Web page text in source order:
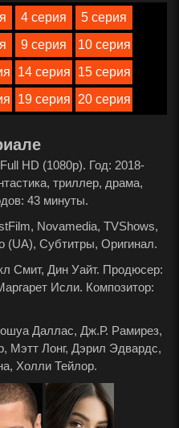
4 серия
5 серия
9 серия
10 серия
14 серия
15 серия
19 серия 20 серия
HD (1080p). Год: 2018-
триллер, драма,
43 минуты.
Novamedia, TVShows,
(UA), Субтитры, Оригинал.
Смит, Дин Уайт. Продюсер:
Исли. Композитор:
Даллас, Дж.Р. Рамирез,
Мэтт Лонг, Дэрил Эдвардс,
Холли Тейлор.